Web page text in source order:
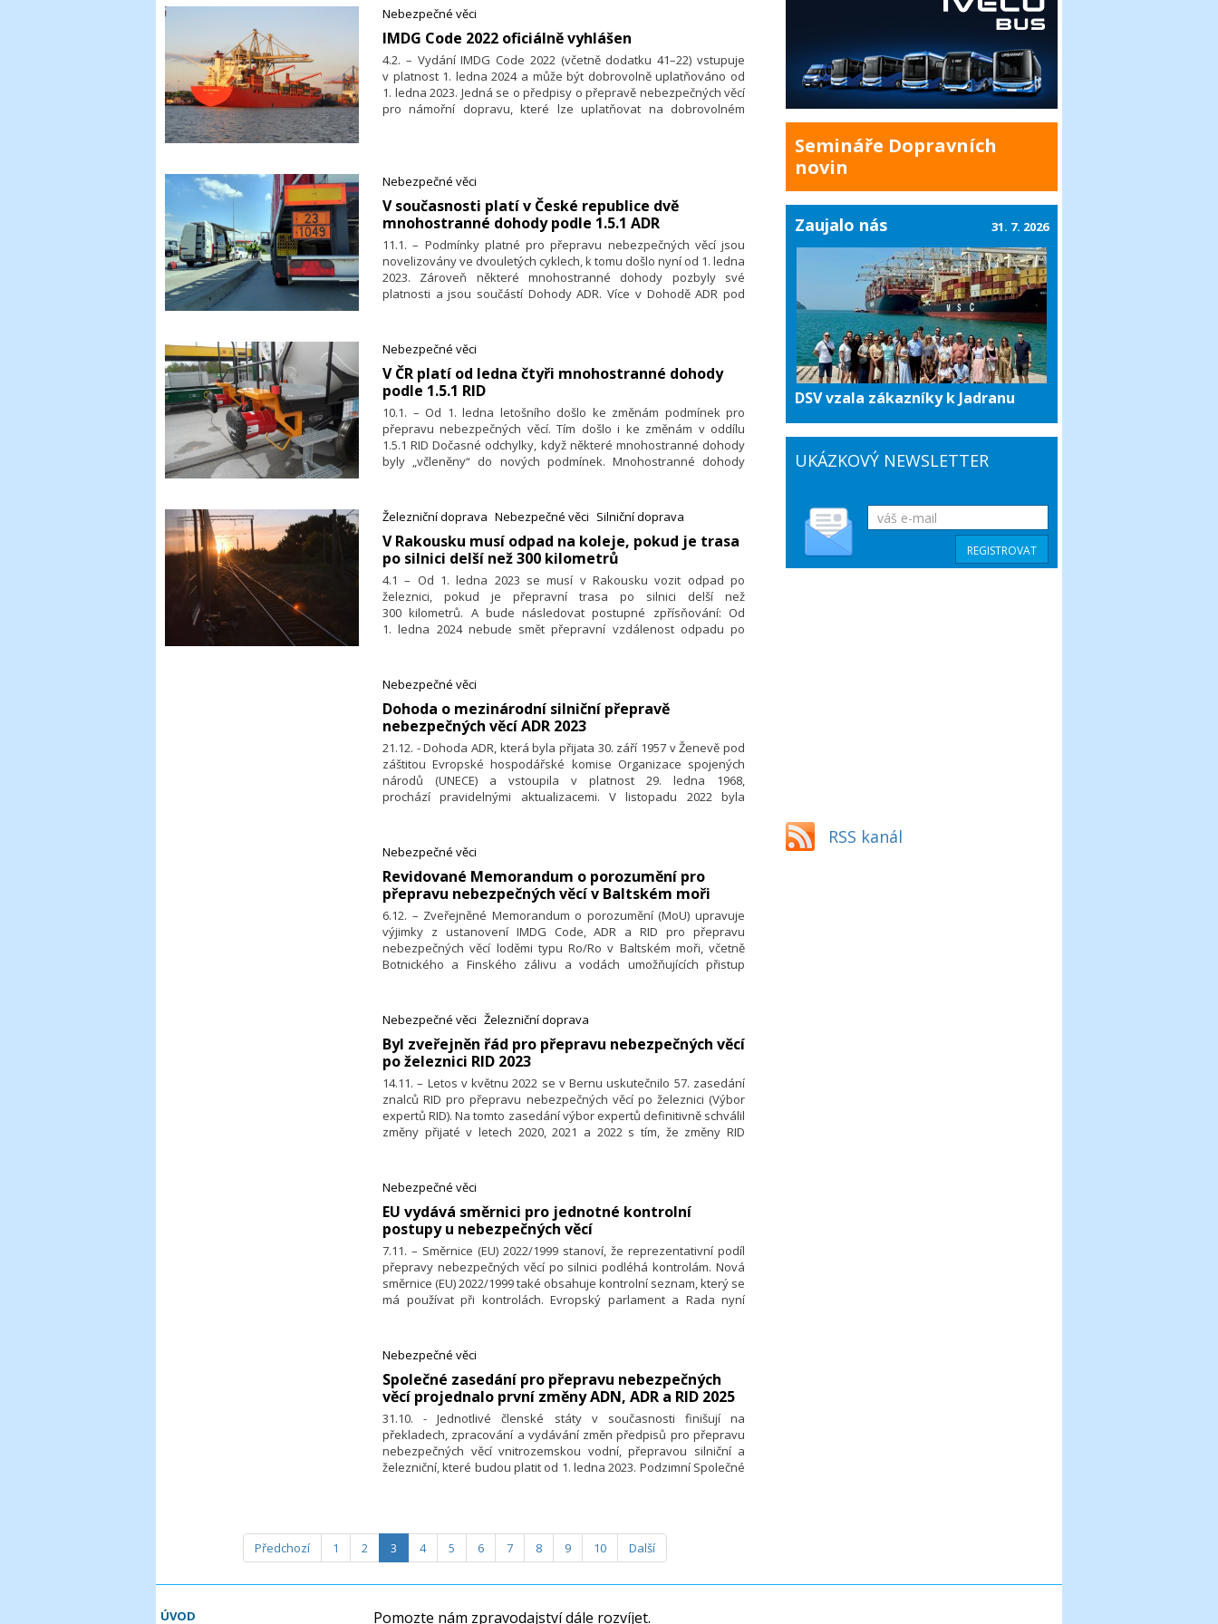
Nebezpečné věci
​IMDG Code 2022 oficiálně vyhlášen
4.2. – Vydání IMDG Code 2022 (včetně dodatku 41–22) vstupuje
v platnost 1. ledna 2024 a může být dobrovolně uplatňováno od
1. ledna 2023. Jedná se o předpisy o přepravě nebezpečných věcí
pro námořní dopravu, které lze uplatňovat na dobrovolném
nebezpečných věcí jej však lze od 1. ledna 2023 uplatňovat na
dobrovolné bázi.
Nebezpečné věci
​V současnosti platí v České republice dvě
mnohostranné dohody podle 1.5.1 ADR
11.1. – Podmínky platné pro přepravu nebezpečných věcí jsou
novelizovány ve dvouletých cyklech, k tomu došlo nyní od 1. ledna
2023. Zároveň některé mnohostranné dohody pozbyly své
platnosti a jsou součástí Dohody ADR. Více v Dohodě ADR pod
Nebezpečné věci
​V ČR platí od ledna čtyři mnohostranné dohody
podle 1.5.1 RID
10.1. – Od 1. ledna letošního došlo ke změnám podmínek pro
přepravu nebezpečných věcí. Tím došlo i ke změnám v oddílu
1.5.1 RID Dočasné odchylky, když některé mnohostranné dohody
byly „včleněny“ do nových podmínek. Mnohostranné dohody
Železniční doprava Nebezpečné věci Silniční doprava
​V Rakousku musí odpad na koleje, pokud je trasa
po silnici delší než 300 kilometrů
4.1 – Od 1. ledna 2023 se musí v Rakousku vozit odpad po
železnici, pokud je přepravní trasa po silnici delší než
300 kilometrů. A bude následovat postupné zpřísňování: Od
1. ledna 2024 nebude smět přepravní vzdálenost odpadu po
Nebezpečné věci
Dohoda o mezinárodní silniční přepravě
nebezpečných věcí ADR 2023
21.12. - Dohoda ADR, která byla přijata 30. září 1957 v Ženevě pod
záštitou Evropské hospodářské komise Organizace spojených
národů (UNECE) a vstoupila v platnost 29. ledna 1968,
prochází pravi­delnými aktualizacemi. V listopadu 2022 byla
2020–2022. Dohoda ADR 2023 vstoupí v platnost 1. ledna 2023.
Nebezpečné věci
​Revidované Memorandum o porozumění pro
přepravu nebezpečných věcí v Baltském moři
6.12. – Zveřejněné Memorandum o porozumění (MoU) upravuje
výjimky z ustanovení IMDG Code, ADR a RID pro přepravu
nebezpečných věcí loděmi typu Ro/Ro v Baltském moři, včetně
Botnického a Finského zálivu a vodách umožňujících přistup
v platnost dnem 1. ledna 2023.
Nebezpečné věci Železniční doprava
​Byl zveřejněn řád pro přepravu nebezpečných věcí
po železnici RID 2023
14.11. – Letos v květnu 2022 se v Bernu uskutečnilo 57. zasedání
znalců RID pro přepravu nebezpečných věcí po železnici (Výbor
expertů RID). Na tomto zasedání výbor expertů definitivně schválil
změny přijaté v letech 2020, 2021 a 2022 s tím, že změny RID
Nebezpečné věci
​EU vydává směrnici pro jednotné kontrolní
postupy u nebezpečných věcí
7.11. – Směrnice (EU) 2022/1999 stanoví, že reprezentativní podíl
přepravy nebezpečných věcí po silnici podléhá kontrolám. Nová
směrnice (EU) 2022/1999 také obsahuje kontrolní seznam, který se
má používat při kontrolách. Evropský parlament a Rada nyní
pravidel. Nová směrnice (EU) 2022/1999 byla zveřejněna
v Úředním věstníku Evropské unie L 274 dne 24. října 2022.
Nebezpečné věci
Společné zasedání pro přepravu nebezpečných
věcí projednalo první změny ADN, ADR a RID 2025
31.10. - Jednotlivé členské státy v současnosti finišují na
překladech, zpracování a vydávání změn předpisů pro přepravu
nebezpečných věcí vnitrozemskou vodní, přepravou silniční a
železniční, které budou platit od 1. ledna 2023. Podzimní Společné
Předchozí 1 2 3 4 5 6 7 8 9 10 Další
Semináře Dopravních
novin
Zaujalo nás
DSV vzala zákazníky k Jadranu
31. 7. 2026
UKÁZKOVÝ NEWSLETTER
RSS kanál
ÚVOD Pomozte nám zpravodajství dále rozvíjet.